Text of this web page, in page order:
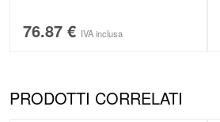
76.87 € IVA inclusa
PRODOTTI CORRELATI